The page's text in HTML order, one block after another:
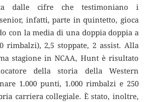
dalle cifre che testimoniano i
infatti, parte in quintetto, gioca
con la media di una doppia doppia a
rimbalzi), 2,5 stoppate, 2 assist. Alla
stagione in NCAA, Hunt è risultato
della storia della Western
1.000 punti, 1.000 rimbalzi e 250
carriera collegiale. È stato, inoltre,